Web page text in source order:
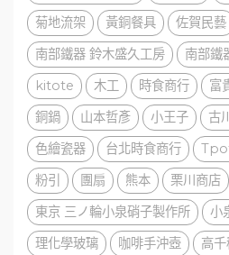
菊地流架
黃銅餐具 佐賀民藝
南部鐵器 鈴木盛久工房
南部鐵
kitote
木工 時食商行 富
銅鍋
山本哲彥 小王子 古
色繪瓷器
台北時食商行
粉引
團扇 熊本
栗川商店
東京 三ノ輪小泉硝子製作所
小
理化學玻璃
咖啡手沖壺 高